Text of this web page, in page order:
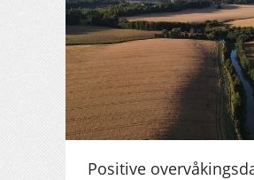
Positive